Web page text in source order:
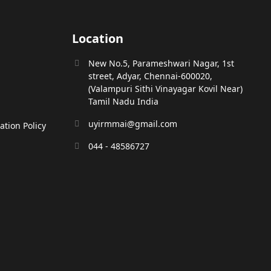
Policy
Location
New No.5, Parameshwari Nagar, 1st
street, Adyar, Chennai-600020,
(Valampuri Sithi Vinayagar Kovil Near)
Tamil Nadu India
uyirmmai@gmail.com
044 - 48586727